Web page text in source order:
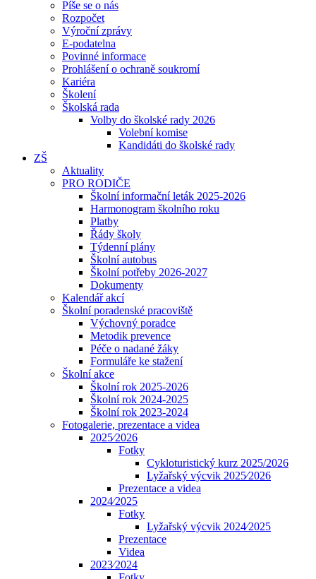
Píše se o nás
Rozpočet
Výroční zprávy
E-podatelna
Povinné informace
Prohlášení o ochraně soukromí
Kariéra
Školení
Školská rada
Volby do školské rady 2026
Volební komise
Kandidáti do školské rady
ZŠ
Aktuality
PRO RODIČE
Školní informační leták 2025-2026
Harmonogram školního roku
Platby
Řády školy
Týdenní plány
Školní autobus
Školní potřeby 2026-2027
Dokumenty
Kalendář akcí
Školní poradenské pracoviště
Výchovný poradce
Metodik prevence
Péče o nadané žáky
Formuláře ke stažení
Školní akce
Školní rok 2025-2026
Školní rok 2024-2025
Školní rok 2023-2024
Fotogalerie, prezentace a videa
2025⁄2026
Fotky
Cykloturistický kurz 2025/2026
Lyžařský výcvik 2025⁄2026
Prezentace a videa
2024⁄2025
Fotky
Lyžařský výcvik 2024⁄2025
Prezentace
Videa
2023⁄2024